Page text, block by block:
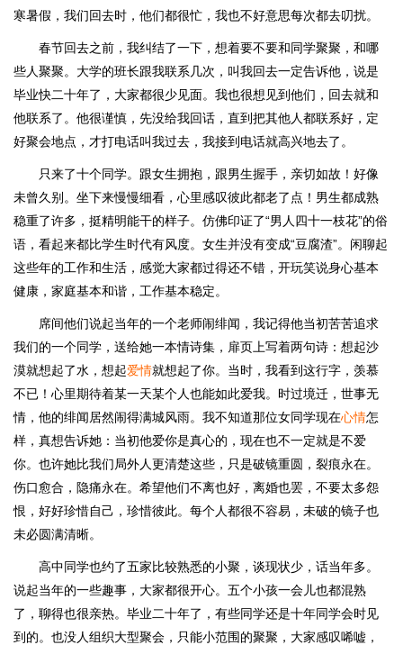
寒暑假，我们回去时，他们都很忙，我也不好意思每次都去叨扰。
春节回去之前，我纠结了一下，想着要不要和同学聚聚，和哪
些人聚聚。大学的班长跟我联系几次，叫我回去一定告诉他，说是
毕业快二十年了，大家都很少见面。我也很想见到他们，回去就和
他联系了。他很谨慎，先没给我回话，直到把其他人都联系好，定
好聚会地点，才打电话叫我过去，我接到电话就高兴地去了。
只来了十个同学。跟女生拥抱，跟男生握手，亲切如故！好像
未曾久别。坐下来慢慢细看，心里感叹彼此都老了点！男生都成熟
稳重了许多，挺精明能干的样子。仿佛印证了“男人四十一枝花”的俗
语，看起来都比学生时代有风度。女生并没有变成“豆腐渣”。闲聊起
这些年的工作和生活，感觉大家都过得还不错，开玩笑说身心基本
健康，家庭基本和谐，工作基本稳定。
席间他们说起当年的一个老师闹绯闻，我记得他当初苦苦追求
我们的一个同学，送给她一本情诗集，扉页上写着两句诗：想起沙
漠就想起了水，想起爱情就想起了你。当时，我看到这行字，羡慕
不已！心里期待着某一天某个人也能如此爱我。时过境迁，世事无
情，他的绯闻居然闹得满城风雨。我不知道那位女同学现在心情怎
样，真想告诉她：当初他爱你是真心的，现在也不一定就是不爱
你。也许她比我们局外人更清楚这些，只是破镜重圆，裂痕永在。
伤口愈合，隐痛永在。希望他们不离也好，离婚也罢，不要太多怨
恨，好好珍惜自己，珍惜彼此。每个人都很不容易，未破的镜子也
未必圆满清晰。
高中同学也约了五家比较熟悉的小聚，谈现状少，话当年多。
说起当年的一些趣事，大家都很开心。五个小孩一会儿也都混熟
了，聊得也很亲热。毕业二十年了，有些同学还是十年同学会时见
到的。也没人组织大型聚会，只能小范围的聚聚，大家感叹唏嘘，